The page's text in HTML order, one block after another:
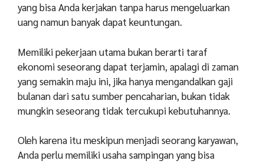
yang bisa Anda kerjakan tanpa harus mengeluarkan
uang namun banyak dapat keuntungan.
Memiliki pekerjaan utama bukan berarti taraf
ekonomi seseorang dapat terjamin, apalagi di zaman
yang semakin maju ini, jika hanya mengandalkan gaji
bulanan dari satu sumber pencaharian, bukan tidak
mungkin seseorang tidak tercukupi kebutuhannya.
Oleh karena itu meskipun menjadi seorang karyawan,
Anda perlu memiliki usaha sampingan yang bisa